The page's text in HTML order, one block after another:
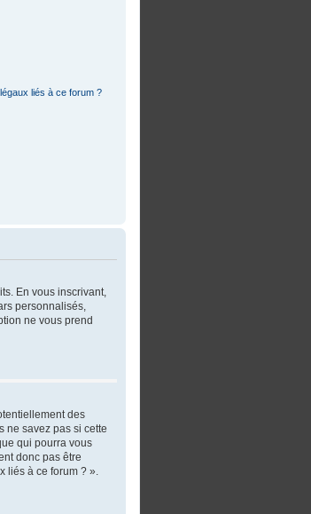
liés à ce forum ?
En vous inscrivant,
personnalisés,
ne vous prend
des
ne savez pas si cette
qui pourra vous
donc pas être
liés à ce forum ? ».